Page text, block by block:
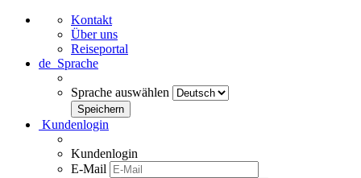
Kontakt
Über uns
Reiseportal
de Sprache
Sprache auswählen
Kundenlogin
Kundenlogin
E-Mail